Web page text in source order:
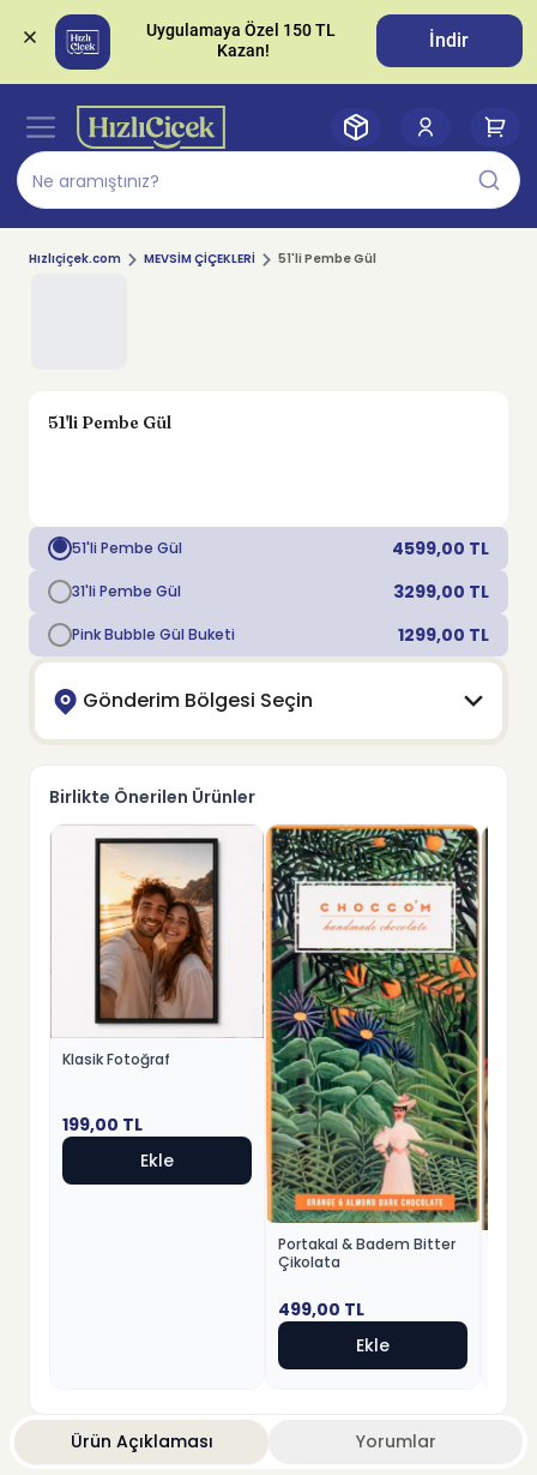
Uygulamaya Özel 150 TL
İndir
Hızlıçiçek.com MEVSİM ÇİÇEKLERİ 51'li Pembe Gül
51'li Pembe Gül
51'li Pembe Gül 4599,00 TL
31'li Pembe Gül 3299,00 TL
Pink Bubble Gül Buketi 1299,00 TL
Gönderim Bölgesi Seçin
Birlikte Önerilen Ürünler
Klasik Fotoğraf
199,00 TL
Ekle
Portakal & Badem Bitter
Çikolata
499,00 TL
Ekle
Ürün Açıklaması Yorumlar